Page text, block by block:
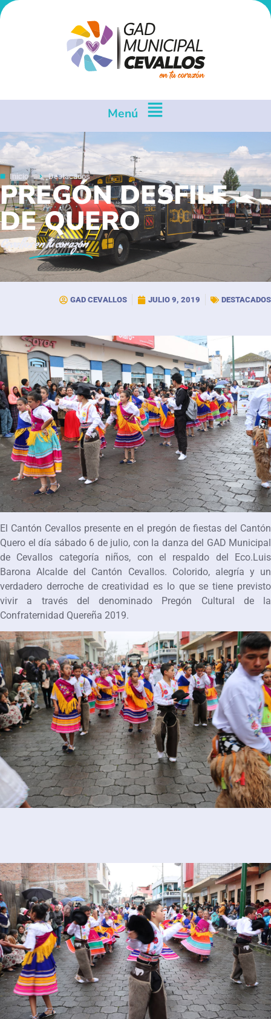
Menú
Inicio Destacados
PREGÓN DESFILE
DE QUERO
Cevallosen tu corazón
GAD CEVALLOS JULIO 9, 2019 DESTACADOS
El Cantón Cevallos presente en el pregón de fiestas del Cantón
Quero el día sábado 6 de julio, con la danza del GAD Municipal
de Cevallos categoría niños, con el respaldo del Eco.Luis
Barona Alcalde del Cantón Cevallos. Colorido, alegría y un
verdadero derroche de creatividad es lo que se tiene previsto
vivir a través del denominado Pregón Cultural de la
Confraternidad Quereña 2019.